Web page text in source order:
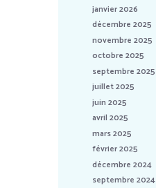
janvier 2026
décembre 2025
novembre 2025
octobre 2025
septembre 2025
juillet 2025
juin 2025
avril 2025
mars 2025
février 2025
décembre 2024
septembre 2024